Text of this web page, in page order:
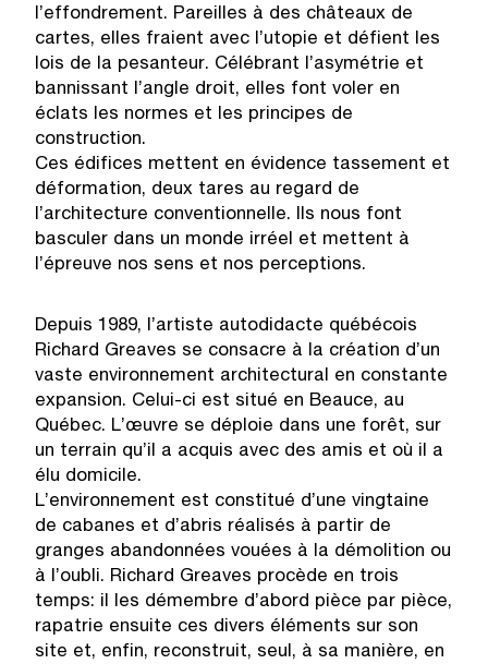
l’effondrement. Pareilles à des châteaux de
cartes, elles fraient avec l’utopie et défient les
lois de la pesanteur. Célébrant l’asymétrie et
bannissant l’angle droit, elles font voler en
éclats les normes et les principes de
construction.
Ces édifices mettent en évidence tassement et
déformation, deux tares au regard de
l’architecture conventionnelle. Ils nous font
basculer dans un monde irréel et mettent à
l’épreuve nos sens et nos perceptions.
Depuis 1989, l’artiste autodidacte québécois
Richard Greaves se consacre à la création d’un
vaste environnement architectural en constante
expansion. Celui-ci est situé en Beauce, au
Québec. L’œuvre se déploie dans une forêt, sur
un terrain qu’il a acquis avec des amis et où il a
élu domicile.
L’environnement est constitué d’une vingtaine
de cabanes et d’abris réalisés à partir de
granges abandonnées vouées à la démolition ou
à l’oubli. Richard Greaves procède en trois
temps: il les démembre d’abord pièce par pièce,
rapatrie ensuite ces divers éléments sur son
site et, enfin, reconstruit, seul, à sa manière, en